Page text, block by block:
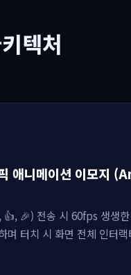
텍처
애니메이션 이모지
🎉) 전송 시 60fps 생생한
며 터치 시 화면 전체 인터랙